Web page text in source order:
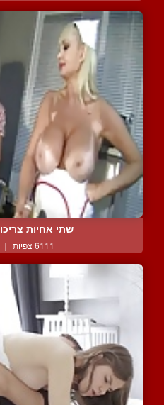
שתי אחיות
6111 צפיות |